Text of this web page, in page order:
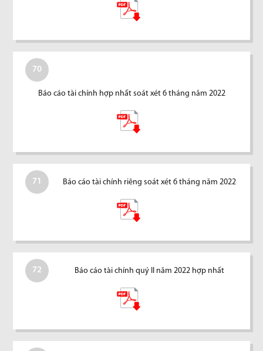
70
Báo cáo tài chính hợp nhất soát xét 6 tháng năm 2022
71 Báo cáo tài chính riêng soát xét 6 tháng năm 2022
72 Báo cáo tài chính quý II năm 2022 hợp nhất